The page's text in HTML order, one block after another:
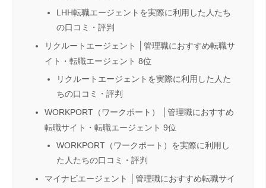
LHH転職エージェントを実際に利用した人たち
の口コミ・評判
リクルートエージェント │管理職におすすめ転職サ
イト・転職エージェント 8位
リクルートエージェントを実際に利用した人た
ちの口コミ・評判
WORKPORT（ワークポート） │管理職におすすめ
転職サイト・転職エージェント 9位
WORKPORT（ワークポート）を実際に利用し
た人たちの口コミ・評判
マイナビエージェント │管理職におすすめ転職サイ